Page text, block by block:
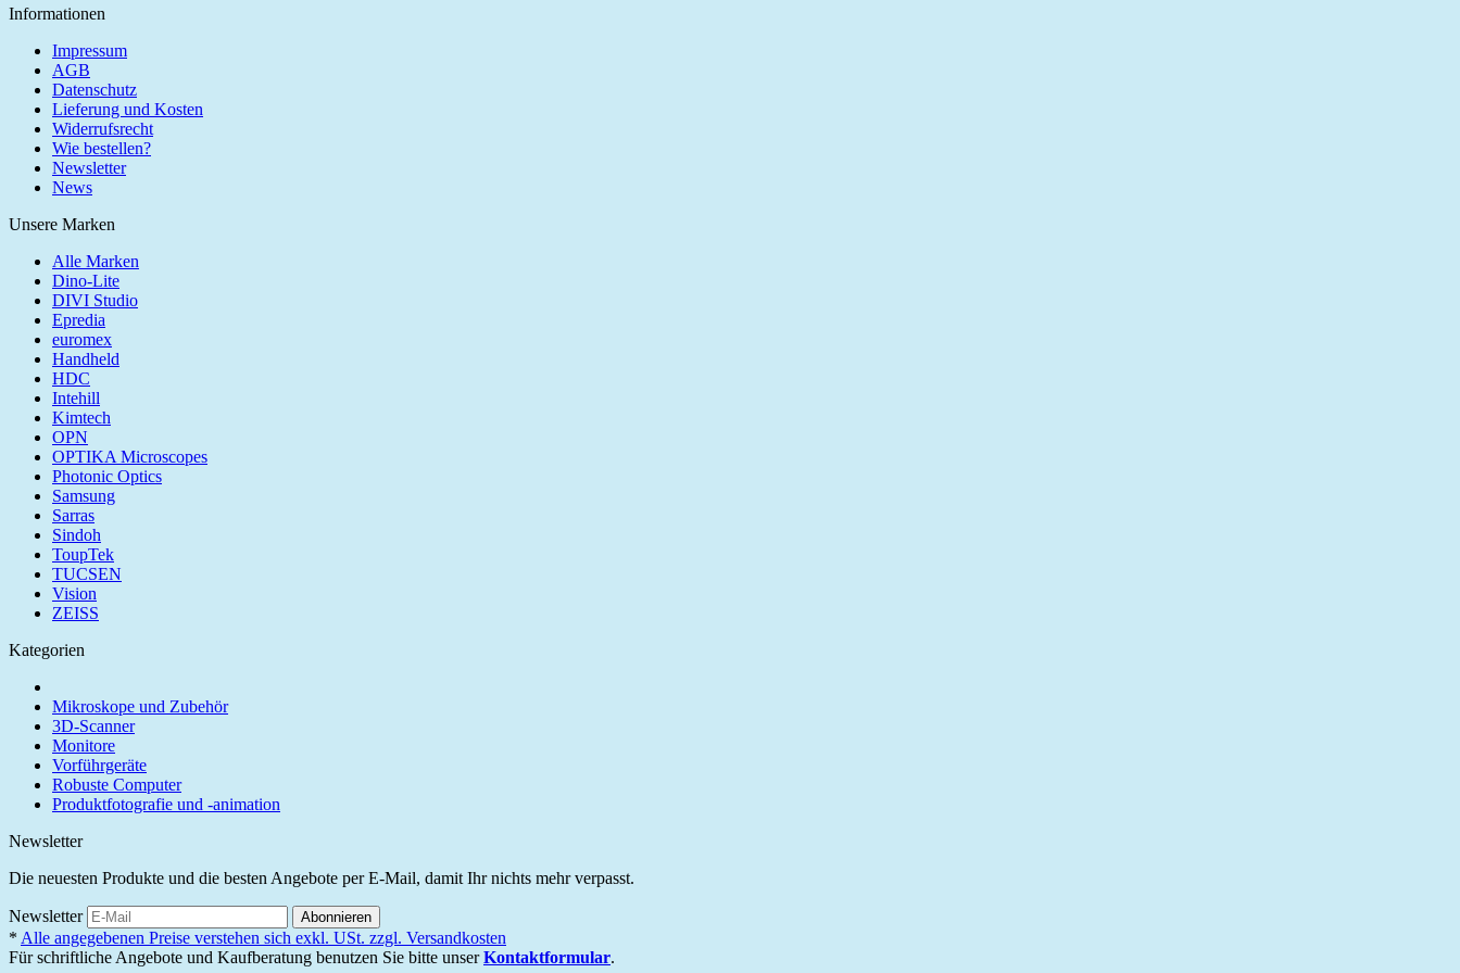
Informationen
Impressum
AGB
Datenschutz
Lieferung und Kosten
Widerrufsrecht
Wie bestellen?
Newsletter
News
Unsere Marken
Alle Marken
Dino-Lite
DIVI Studio
Epredia
euromex
Handheld
HDC
Intehill
Kimtech
OPN
OPTIKA Microscopes
Photonic Optics
Samsung
Sarras
Sindoh
ToupTek
TUCSEN
Vision
ZEISS
Kategorien
Mikroskope und Zubehör
3D-Scanner
Monitore
Vorführgeräte
Robuste Computer
Produktfotografie und -animation
Newsletter
Die neuesten Produkte und die besten Angebote per E-Mail, damit Ihr nichts mehr verpasst.
Newsletter Abonnieren
* Alle angegebenen Preise verstehen sich exkl. USt. zzgl. Versandkosten
Für schriftliche Angebote und Kaufberatung benutzen Sie bitte unserKontaktformular.